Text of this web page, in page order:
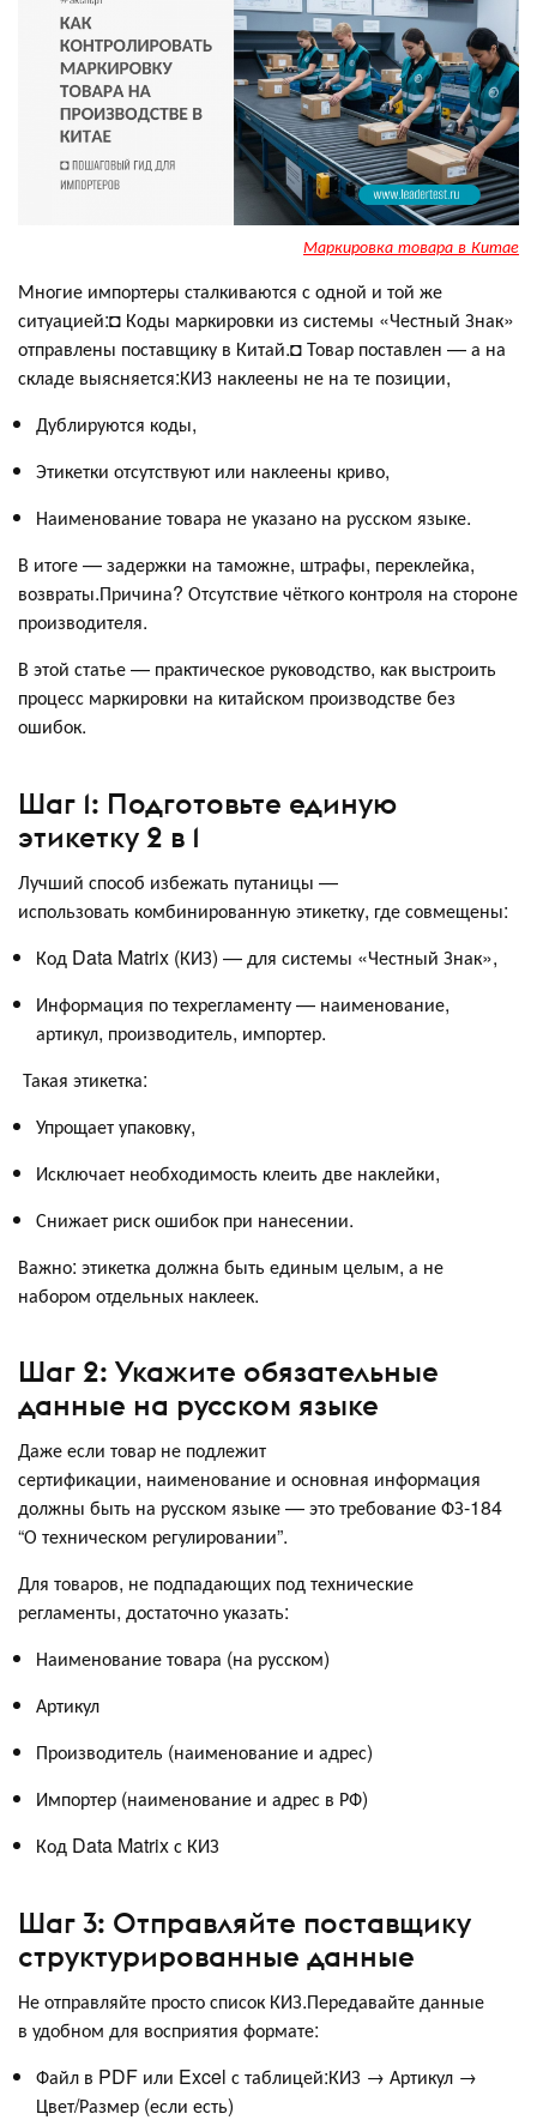
Маркировка товара в Китае
Многие импортеры сталкиваются с одной и той же
ситуацией:◘ Коды маркировки из системы «Честный Знак»
отправлены поставщику в Китай.◘ Товар поставлен — а на
складе выясняется:КИЗ наклеены не на те позиции,
Дублируются коды,
Этикетки отсутствуют или наклеены криво,
Наименование товара не указано на русском языке.
В итоге — задержки на таможне, штрафы, переклейка,
возвраты.Причина? Отсутствие чёткого контроля на стороне
производителя.
В этой статье — практическое руководство, как выстроить
процесс маркировки на китайском производстве без
ошибок.
Шаг 1: Подготовьте единую
этикетку 2 в 1
Лучший способ избежать путаницы —
использовать комбинированную этикетку, где совмещены:
Код Data Matrix (КИЗ) — для системы «Честный Знак»,
Информация по техрегламенту — наименование,
артикул, производитель, импортер.
Такая этикетка:
Упрощает упаковку,
Исключает необходимость клеить две наклейки,
Снижает риск ошибок при нанесении.
Важно: этикетка должна быть единым целым, а не
набором отдельных наклеек.
Шаг 2: Укажите обязательные
данные на русском языке
Даже если товар не подлежит
сертификации, наименование и основная информация
должны быть на русском языке — это требование ФЗ-184
“О техническом регулировании”.
Для товаров, не подпадающих под технические
регламенты, достаточно указать:
Наименование товара (на русском)
Артикул
Производитель (наименование и адрес)
Импортер (наименование и адрес в РФ)
Код Data Matrix с КИЗ
Шаг 3: Отправляйте поставщику
структурированные данные
Не отправляйте просто список КИЗ.Передавайте данные
в удобном для восприятия формате:
Файл в PDF или Excel с таблицей:КИЗ → Артикул →
Цвет/Размер (если есть)